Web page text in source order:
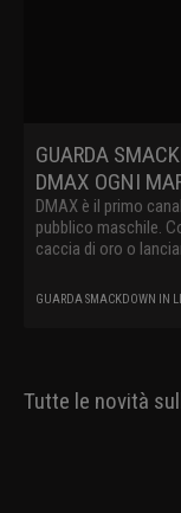
GUARDA
DMAX OGNI
DMAX è il primo
pubblico maschile.
caccia di oro o
GUARDA SMACKDOWN IN
Tutte le novità